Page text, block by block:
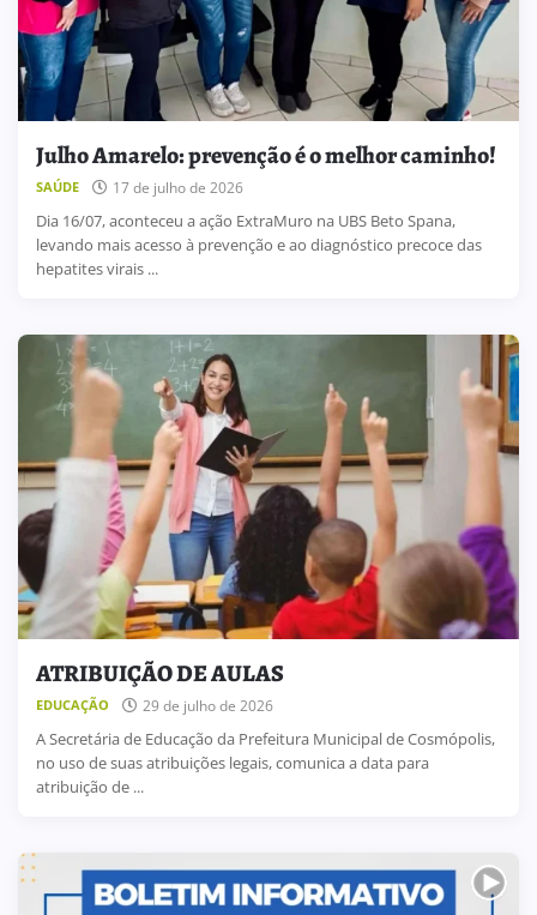
Julho Amarelo: prevenção é o melhor caminho!
SAÚDE 17 de julho de 2026
Dia 16/07, aconteceu a ação ExtraMuro na UBS Beto Spana,
levando mais acesso à prevenção e ao diagnóstico precoce das
hepatites virais ...
ATRIBUIÇÃO DE AULAS
EDUCAÇÃO 29 de julho de 2026
A Secretária de Educação da Prefeitura Municipal de Cosmópolis,
no uso de suas atribuições legais, comunica a data para
atribuição de ...